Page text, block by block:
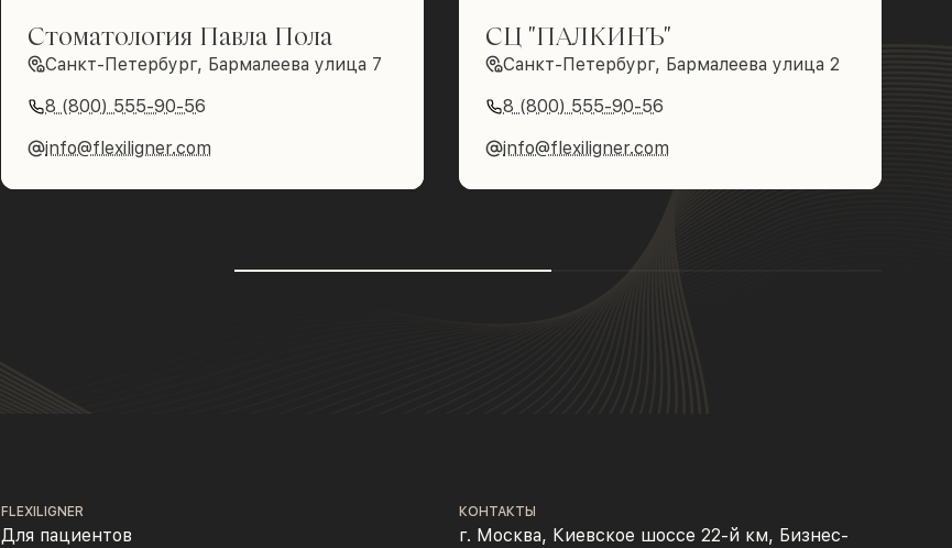
Стоматология Павла Пола
Санкт-Петербург, Бармалеева улица 7
8 (800) 555-90-56
info@flexiligner.com
СЦ "ПАЛКИНЪ"
Санкт-Петербург, Бармалеева улица 2
8 (800) 555-90-56
info@flexiligner.com
FLEXILIGNER
Для пациентов
КОНТАКТЫ
г. Москва, Киевское шоссе 22-й км, Бизнес-